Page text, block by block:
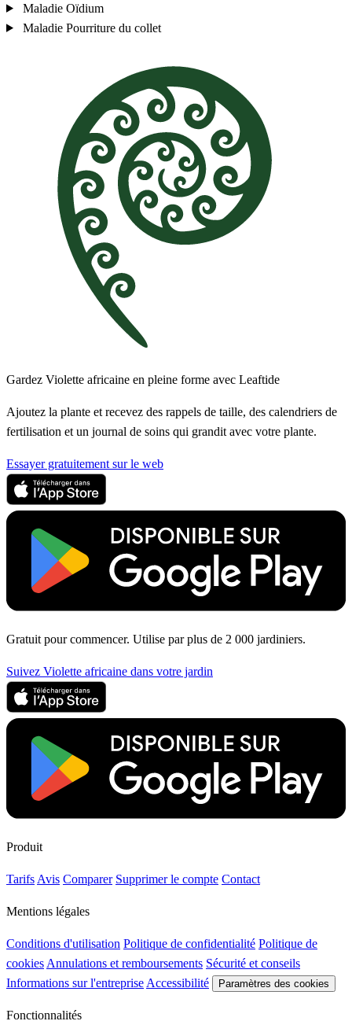
Maladie Oïdium
Maladie Pourriture du collet
Gardez Violette africaine en pleine forme avec Leaftide
Ajoutez la plante et recevez des rappels de taille, des calendriers de
fertilisation et un journal de soins qui grandit avec votre plante.
Essayer gratuitement sur le web
Gratuit pour commencer. Utilise par plus de 2 000 jardiniers.
Suivez Violette africaine dans votre jardin
Produit
Tarifs Avis Comparer Supprimer le compte Contact
Mentions légales
Conditions d'utilisation Politique de confidentialité Politique de
cookies Annulations et remboursements Sécurité et conseils
Informations sur l'entreprise Accessibilité Paramètres des cookies
Fonctionnalités